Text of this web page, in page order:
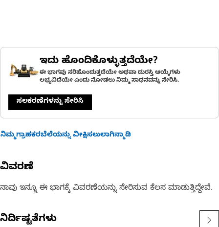
ಇದು ಹೊಂದಿಕೊಳ್ಳುತ್ತದೆಯೇ?
ಈ ಭಾಗವು ಸರಿಹೊಂದುತ್ತದೆಯೇ ಅಥವಾ ದುರಸ್ತಿ ಆಯ್ಕೆಗಳು
ಲಭ್ಯವಿದೆಯೇ ಎಂದು ನೋಡಲು ನಿಮ್ಮ ಸಾಧನವನ್ನು ಸೇರಿಸಿ.
ಸಲಕರಣೆಗಳನ್ನು ಸೇರಿಸಿ
ನಿಮ್ಮಗ್ರಾಹಕರಬೆಲೆಯನ್ನು ವೀಕ್ಷಿಸಲುಲಾಗಿನ್ಮಾಡಿ
ವಿವರಣೆ
ನಾವು ಇನ್ನೂ ಈ ಭಾಗಕ್ಕೆ ವಿವರಣೆಯನ್ನು ಸೇರಿಸುವ ಕೆಲಸ ಮಾಡುತ್ತಿದ್ದೇವೆ.
ನಿರ್ದಿಷ್ಟತೆಗಳು